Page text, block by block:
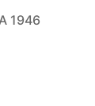
1946